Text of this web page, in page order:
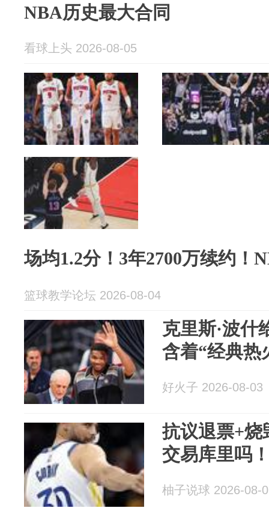
NBA历史最大合同
看球上头 2026-08-05
场均1.2分！3年2700万续约！
篮球教学论坛 2026-08-04
克里斯·波什
含着“经典热
好火子 2026-08-03
抗议退票+烧
交易库里吗
柚子说球 2026-08-